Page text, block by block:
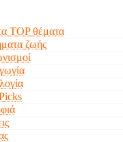
TOP θέματα
ζωής